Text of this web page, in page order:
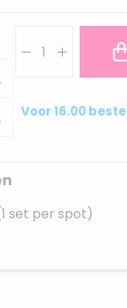
Voor 16.00
set per spot)